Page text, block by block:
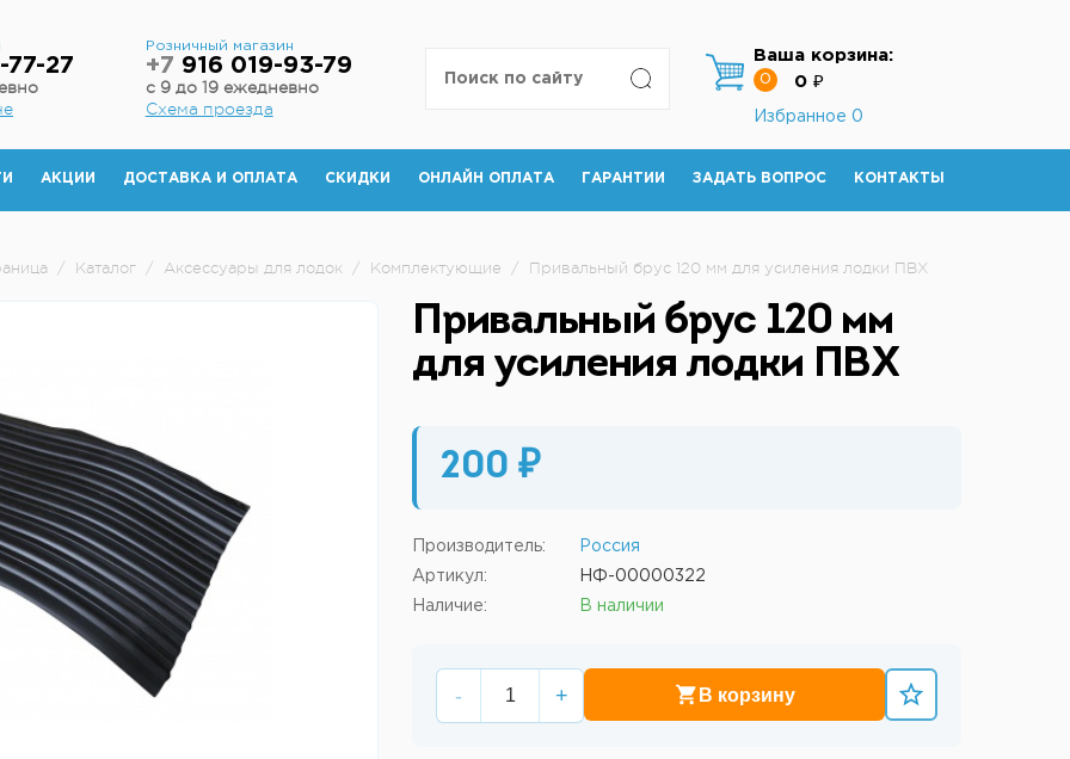
77-27
Розничный магазин
+7 916 019-93-79
с 9 до 19 ежедневно
Схема проезда
Ваша корзина:
0 0 ₽
Избранное 0
АКЦИИ ДОСТАВКА И ОПЛАТА СКИДКИ ОНЛАЙН ОПЛАТА ГАРАНТИИ ЗАДАТЬ ВОПРОС КОНТАКТЫ
/ Каталог / Аксессуары для лодок / Комплектующие / Привальный брус 120 мм для усиления лодки ПВХ
Привальный брус 120 мм
для усиления лодки ПВХ
200 ₽
Производитель: Россия
Артикул: НФ-00000322
Наличие: В наличии
- + В корзину